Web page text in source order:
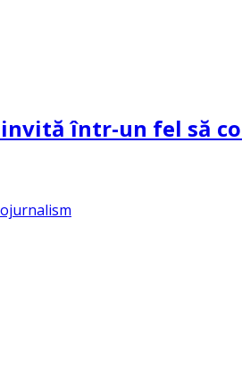
într-un fel să